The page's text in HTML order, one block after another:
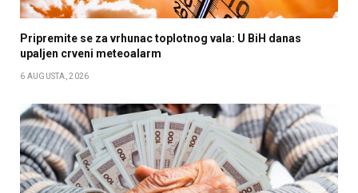
Pripremite se za vrhunac toplotnog vala: U BiH danas
upaljen crveni meteoalarm
6 AUGUSTA, 2026